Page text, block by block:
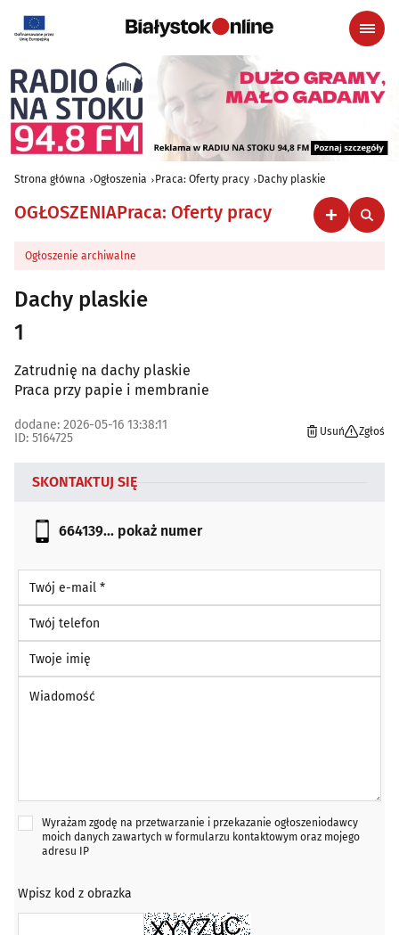
Strona główna Ogłoszenia Praca: Oferty pracy Dachy plaskie
OGŁOSZENIAPraca: Oferty pracy
Ogłoszenie archiwalne
Dachy plaskie
1
Zatrudnię na dachy plaskie
Praca przy papie i membranie
dodane: 2026-05-16 13:38:11
ID: 5164725
Usuń Zgłoś
SKONTAKTUJ SIĘ
664139... pokaż numer
Twój e-mail *
Twój telefon
Twoje imię
Wyrażam zgodę na przetwarzanie i przekazanie ogłoszeniodawcy
moich danych zawartych w formularzu kontaktowym oraz mojego
adresu IP
Wpisz kod z obrazka